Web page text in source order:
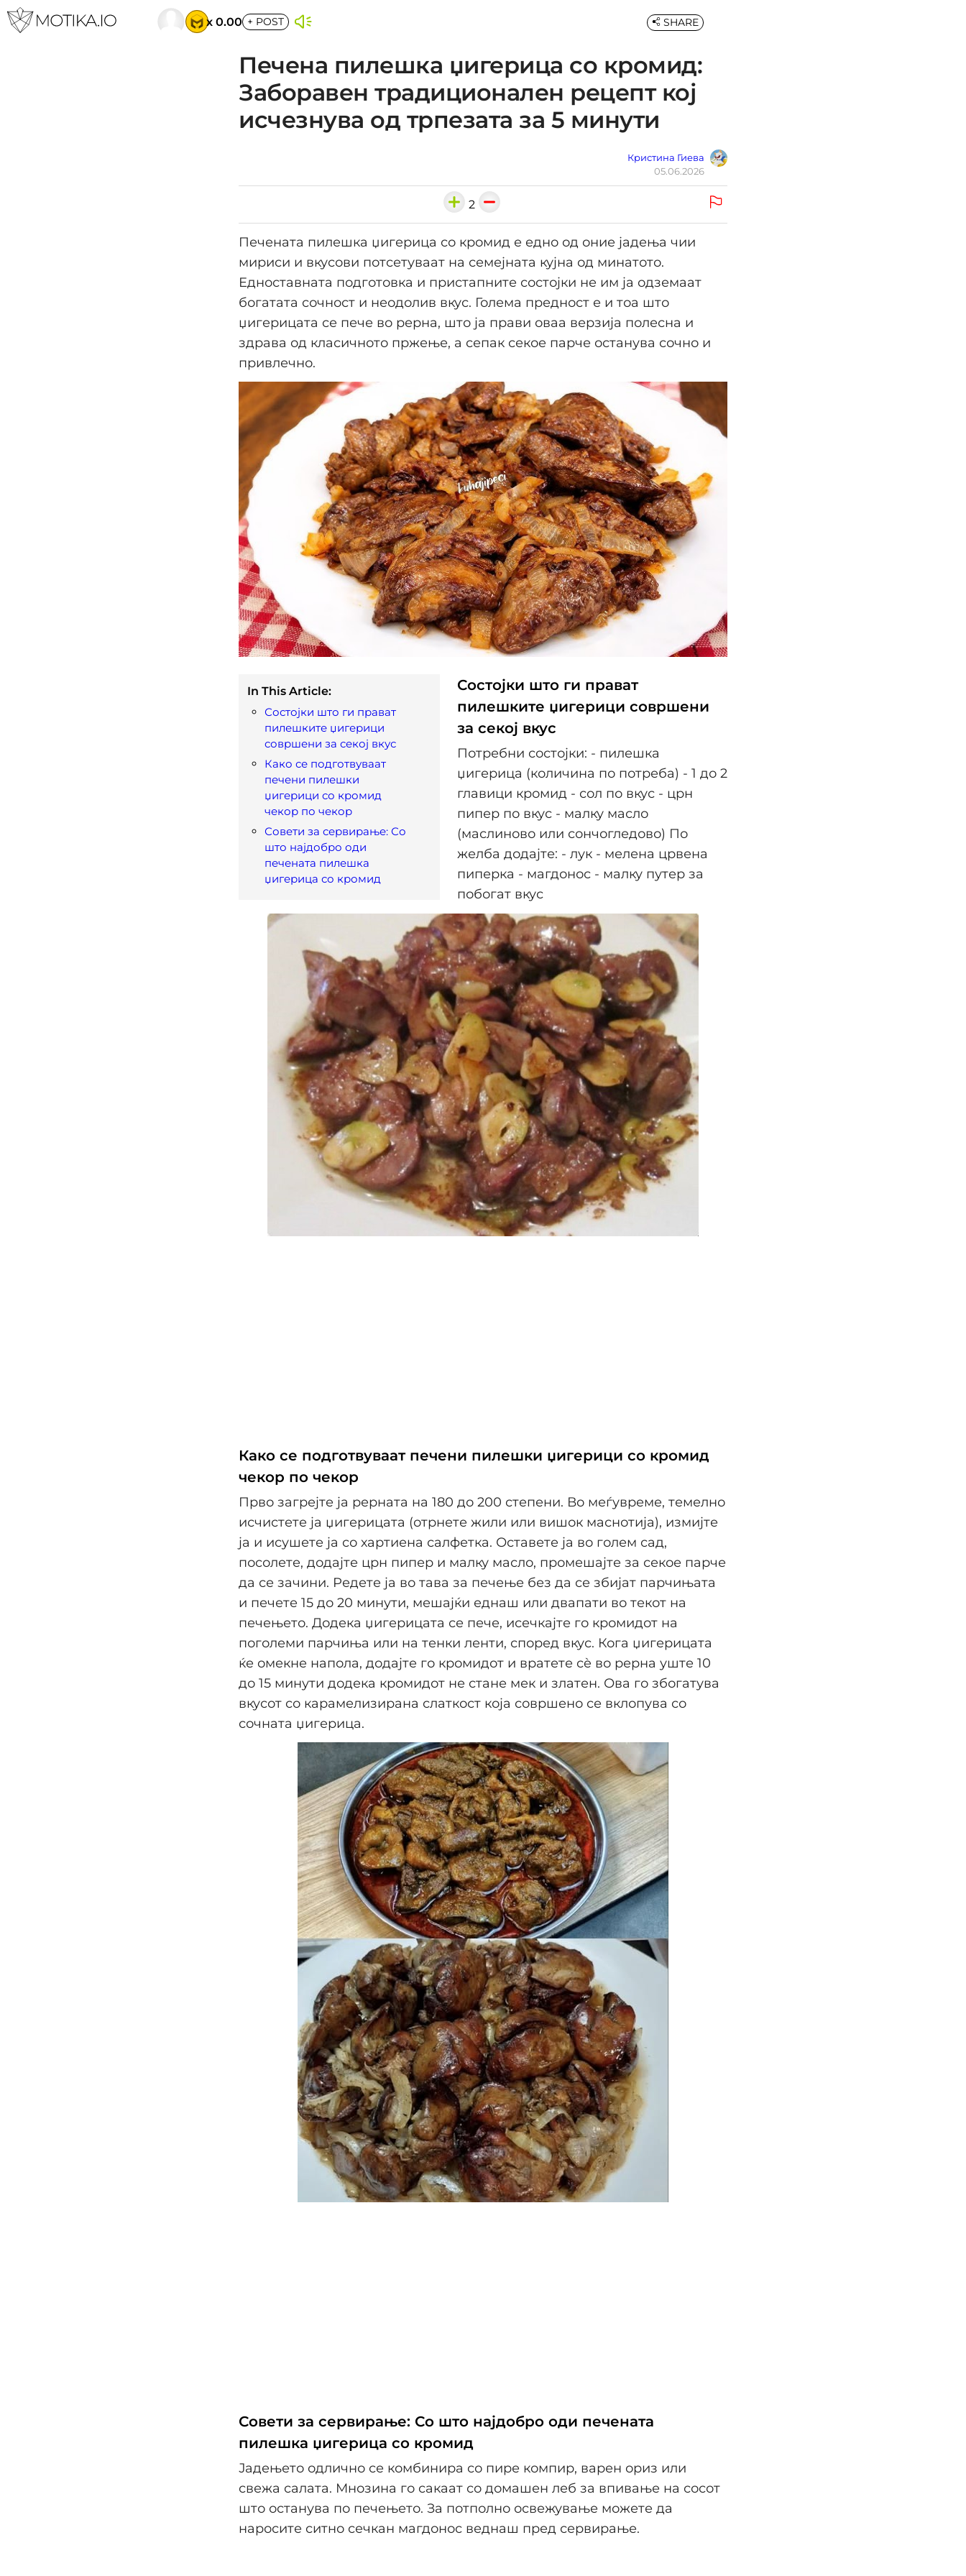
x 0.00 + POST
Печена пилешка џигерица со кромид:
Заборавен традиционален рецепт кој
исчезнува од трпезата за 5 минути
Кристина Гиева
05.06.2026
SHARE
2
Печената пилешка џигерица со кромид е едно од оние јадења чии
мириси и вкусови потсетуваат на семејната кујна од минатото.
Едноставната подготовка и пристапните состојки не им ја одземаат
богатата сочност и неодолив вкус. Голема предност е и тоа што
џигерицата се пече во рерна, што ја прави оваа верзија полесна и
здрава од класичното пржење, а сепак секое парче останува сочно и
привлечно.
In This Article:
Состојки што ги прават
пилешките џигерици
совршени за секој вкус
Како се подготвуваат
печени пилешки
џигерици со кромид
чекор по чекор
Совети за сервирање: Со
што најдобро оди
печената пилешка
џигерица со кромид
Состојки што ги прават
пилешките џигерици совршени
за секој вкус
Потребни состојки: - пилешка
џигерица (количина по потреба) - 1 до 2
главици кромид - сол по вкус - црн
пипер по вкус - малку масло
(маслиново или сончогледово) По
желба додајте: - лук - меленa црвенa
пиперкa - магдонос - малку путер за
побогат вкус
Како се подготвуваат печени пилешки џигерици со кромид
чекор по чекор
Прво загрејте ја рерната на 180 до 200 степени. Во меѓувреме, темелно
исчистете ја џигерицата (отрнете жили или вишок маснотија), измијте
ја и исушете ја со хартиена салфетка. Оставете ја во голем сад,
посолете, додајте црн пипер и малку масло, промешајте за секое парче
да се зачини. Редете ја во тава за печење без да се збијат парчињата
и печете 15 до 20 минути, мешајќи еднаш или двапати во текот на
печењето. Додека џигерицата се пече, исечкајте го кромидот на
поголеми парчиња или на тенки ленти, според вкус. Кога џигерицата
ќе омекне напола, додајте го кромидот и вратете сè во рерна уште 10
до 15 минути додека кромидот не стане мек и златен. Ова го збогатува
вкусот со карамелизирана слаткост која совршено се вклопува со
сочната џигерица.
Совети за сервирање: Со што најдобро оди печената
пилешка џигерица со кромид
Јадењето одлично се комбинира со пире компир, варен ориз или
свежа салата. Мнозина го сакаат со домашен леб за впивање на сосот
што останува по печењето. За потполно освежување можете да
наросите ситно сечкан магдонос веднаш пред сервирање.